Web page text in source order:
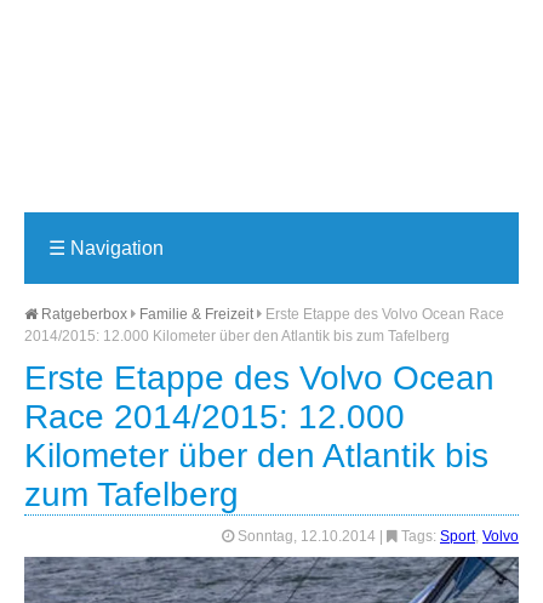
☰ Navigation
Ratgeberbox Familie & Freizeit
Erste Etappe des Volvo Ocean Race
2014/2015: 12.000 Kilometer über den Atlantik bis zum Tafelberg
Erste Etappe des Volvo Ocean
Race 2014/2015: 12.000
Kilometer über den Atlantik bis
zum Tafelberg
Sonntag, 12.10.2014 Tags: Sport, Volvo